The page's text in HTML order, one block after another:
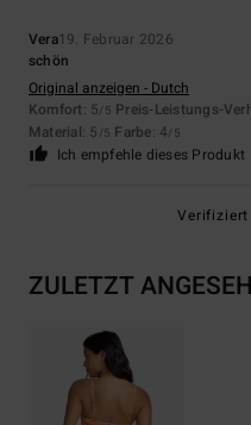
Vera19. Februar 2026
schön
Original anzeigen - Dutch
Komfort: 5/5 Preis-Leistungs-
Material: 5 /5 Farbe: 4/5
Ich empfehle dieses Produkt
Verifiziert
ZULETZT